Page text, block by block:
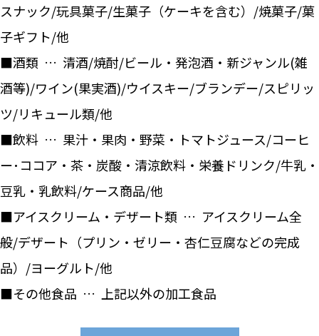
スナック/玩具菓子/生菓子（ケーキを含む）/焼菓子/菓
子ギフト/他
■酒類 … 清酒/焼酎/ビール・発泡酒・新ジャンル(雑
酒等)/ワイン(果実酒)/ウイスキー/ブランデー/スピリッ
ツ/リキュール類/他
■飲料 … 果汁・果肉・野菜・トマトジュース/コーヒ
ー･ココア・茶・炭酸・清涼飲料・栄養ドリンク/牛乳・
豆乳・乳飲料/ケース商品/他
■アイスクリーム・デザート類 … アイスクリーム全
般/デザート（プリン・ゼリー・杏仁豆腐などの完成
品）/ヨーグルト/他
■その他食品 … 上記以外の加工食品